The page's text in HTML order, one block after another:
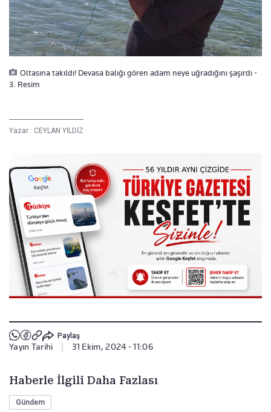
Oltasına takıldı! Devasa balığı gören adam neye uğradığını şaşırdı -
3. Resim
Yazar : CEYLAN YİLDİZ
Paylaş
Yayın Tarihi 31 Ekim, 2024 - 11:06
Haberle İlgili Daha Fazlası
Gündem